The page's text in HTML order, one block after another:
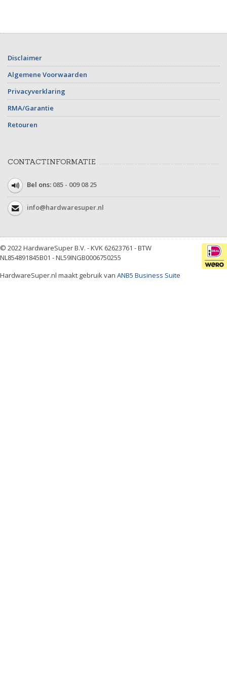
Disclaimer
Algemene Voorwaarden
Privacyverklaring
RMA/Garantie
Retouren
CONTACTINFORMATIE
Bel ons: 085 - 009 08 25
info@hardwaresuper.nl
© 2022 HardwareSuper B.V. - KVK 62623761 - BTW
NL854891845B01 - NL59INGB0006750255
HardwareSuper.nl maakt gebruik van ANB5 Business Suite